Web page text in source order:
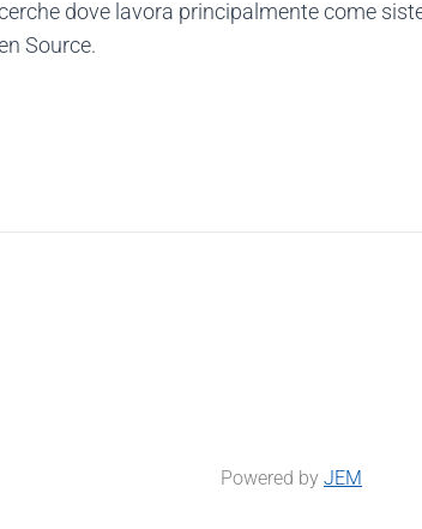
dove lavora principalmente come
Source.
Powered by JEM